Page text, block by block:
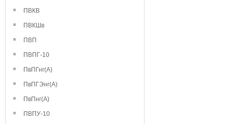
ПВКВ
ПВКШв
ПВП
ПВПГ-10
ПвПГнг(А)
ПвПГЭнг(А)
ПвПнг(А)
ПВПУ-10